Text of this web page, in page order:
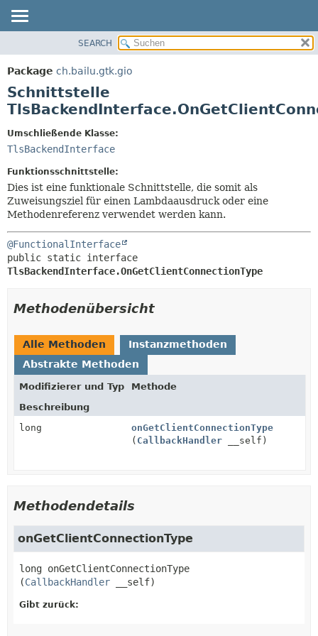
PACKAGE
KLASSE
BAUM
INDEX
KONSTRUKTOR
METHODE
SEARCH
Package ch.bailu.gtk.gio
Schnittstelle
Umschließende Klasse:
TlsBackendInterface
Funktionsschnittstelle:
Dies ist eine funktionale Schnittstelle, die somit als
Zuweisungsziel für einen Lambdaausdruck oder eine
Methodenreferenz verwendet werden kann.
@FunctionalInterface
TlsBackendInterface.OnGetClientConnectionType
Methodenübersicht
Alle Methoden
Instanzmethoden
Abstrakte Methoden
Modifizierer und Typ
Methode
Beschreibung
long
onGetClientConnectionType
( CallbackHandler __self)
Methodendetails
onGetClientConnectionType
long onGetClientConnectionType
(CallbackHandler __self)
Gibt zurück: